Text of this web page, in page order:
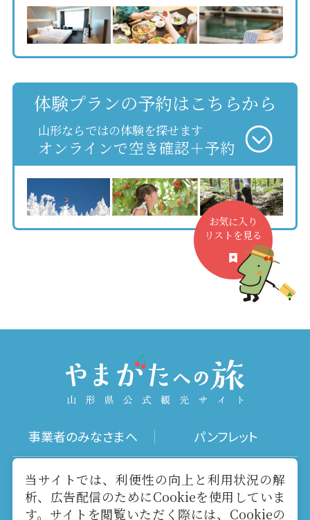
体験プランの予約はこちらから
山形ならではの体験を探せます
オンラインで空き確認＋予約
お気に入り
リストを見る
事業者のみなさまへ パンフレット
写真ダウンロード 動画ギャラリー
当サイトでは、利便性の向上と利用状況の解
析、広告配信のためにCookieを使用していま
す。サイトを閲覧いただく際には、Cookieの